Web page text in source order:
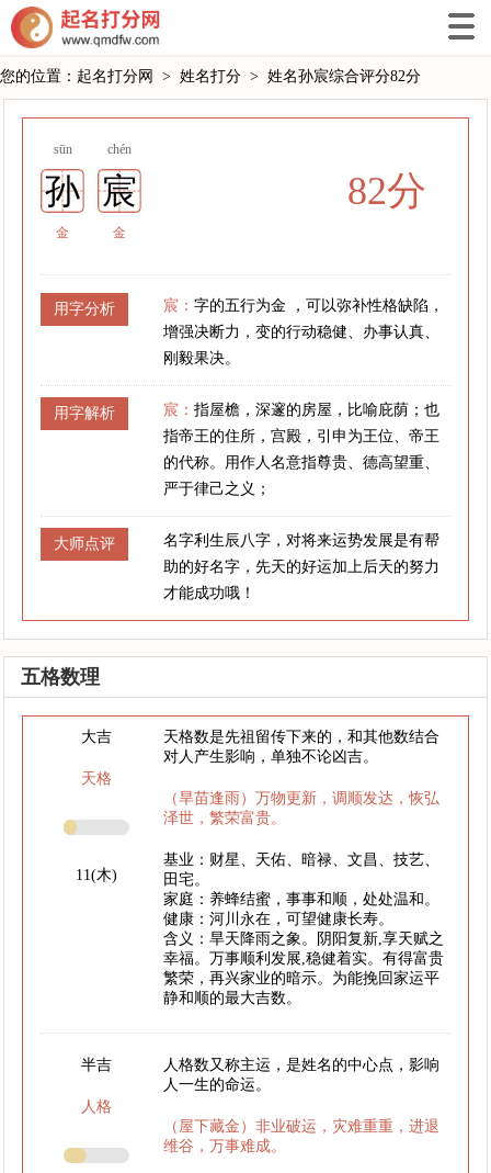
您的位置： 起名打分网 > 姓名打分 > 姓名孙宸综合评分82分
sūn chén
孙 宸
金 金
82分
用字分析 宸：字的五行为金 ，可以弥补性格缺陷，
增强决断力，变的行动稳健、办事认真、
刚毅果决。
用字解析 宸：指屋檐，深邃的房屋，比喻庇荫；也
指帝王的住所，宫殿，引申为王位、帝王
的代称。用作人名意指尊贵、德高望重、
严于律己之义；
大师点评
名字利生辰八字，对将来运势发展是有帮
助的好名字，先天的好运加上后天的努力
才能成功哦！
五格数理
大吉
天格
11(木)
天格数是先祖留传下来的，和其他数结合
对人产生影响，单独不论凶吉。
（旱苗逢雨）万物更新，调顺发达，恢弘
泽世，繁荣富贵。
基业：财星、天佑、暗禄、文昌、技艺、
田宅。
家庭：养蜂结蜜，事事和顺，处处温和。
健康：河川永在，可望健康长寿。
含义：旱天降雨之象。阴阳复新,享天赋之
幸福。万事顺利发展,稳健着实。有得富贵
繁荣，再兴家业的暗示。为能挽回家运平
静和顺的最大吉数。
半吉
人格
人格数又称主运，是姓名的中心点，影响
人一生的命运。
（屋下藏金）非业破运，灾难重重，进退
维谷，万事难成。